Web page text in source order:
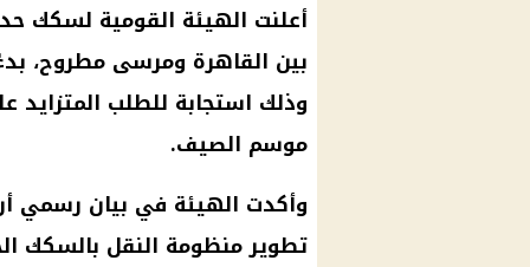
أعلنت الهيئة القومية لسكك
وذلك استجابة للطلب
موسم الصيف.
وأكدت الهيئة في بيان رسمي
تطوير منظومة النقل بالسكك